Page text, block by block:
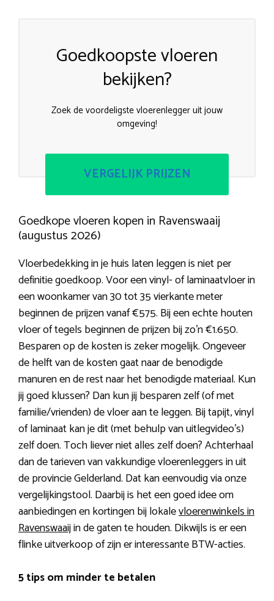
Goedkoopste vloeren
bekijken?
Zoek de voordeligste vloerenlegger uit jouw
omgeving!
VERGELIJK PRIJZEN
Goedkope vloeren kopen in Ravenswaaij
(augustus 2026)
Vloerbedekking in je huis laten leggen is niet per
definitie goedkoop. Voor een vinyl- of laminaatvloer in
een woonkamer van 30 tot 35 vierkante meter
beginnen de prijzen vanaf €575. Bij een echte houten
vloer of tegels beginnen de prijzen bij zo’n €1.650.
Besparen op de kosten is zeker mogelijk. Ongeveer
de helft van de kosten gaat naar de benodigde
manuren en de rest naar het benodigde materiaal. Kun
jij goed klussen? Dan kun jij besparen zelf (of met
familie/vrienden) de vloer aan te leggen. Bij tapijt, vinyl
of laminaat kan je dit (met behulp van uitlegvideo’s)
zelf doen. Toch liever niet alles zelf doen? Achterhaal
dan de tarieven van vakkundige vloerenleggers in uit
de provincie Gelderland. Dat kan eenvoudig via onze
vergelijkingstool. Daarbij is het een goed idee om
aanbiedingen en kortingen bij lokalevloerenwinkels in
Ravenswaaijin de gaten te houden. Dikwijls is er een
flinke uitverkoop of zijn er interessante BTW-acties.
5 tips om minder te betalen